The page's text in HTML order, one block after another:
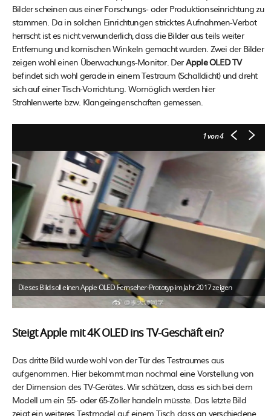
Bilder scheinen aus einer Forschungs- oder Produktionseinrichtung zu
stammen. Da in solchen Einrichtungen stricktes Aufnahmen-Verbot
herrscht ist es nicht verwunderlich, dass die Bilder aus teils weiter
Entfernung und komischen Winkeln gemacht wurden. Zwei der Bilder
zeigen wohl einen Überwachungs-Monitor. DerApple OLED TV
befindet sich wohl gerade in einem Testraum (Schalldicht) und dreht
sich auf einer Tisch-Vorrichtung. Womöglich werden hier
Strahlenwerte bzw. Klangeingenschaften gemessen.
1von 4
Dieses Bild soll einen Apple OLED Fernseher-Prototyp im Jahr 2017 zeigen
Steigt Apple mit 4K OLED ins TV-Geschäft ein?
Das dritte Bild wurde wohl von der Tür des Testraumes aus
aufgenommen. Hier bekommt man nochmal eine Vorstellung von
der Dimension des TV-Gerätes. Wir schätzen, dass es sich bei dem
Modell um ein 55- oder 65-Zöller handeln müsste. Das letzte Bild
zeigt ein weiteres Testmodel auf einem Tisch, dass an verschiedene